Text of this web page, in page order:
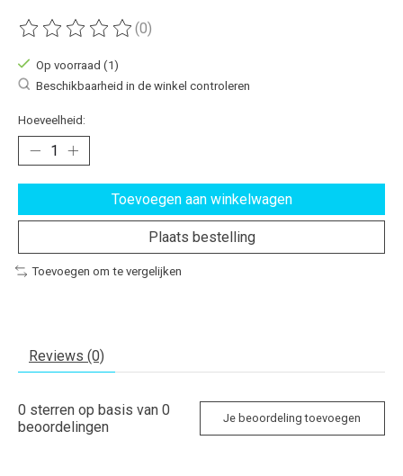
De beoordeling van dit product is
(0)
Op voorraad (1)
Beschikbaarheid in de winkel controleren
Hoeveelheid:
Toevoegen aan winkelwagen
Plaats bestelling
Toevoegen om te vergelijken
Reviews (0)
0 sterren op basis van 0
beoordelingen
Je beoordeling toevoegen